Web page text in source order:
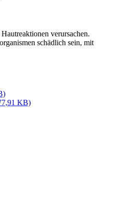
verursachen.
schädlich sein, mit
KB)